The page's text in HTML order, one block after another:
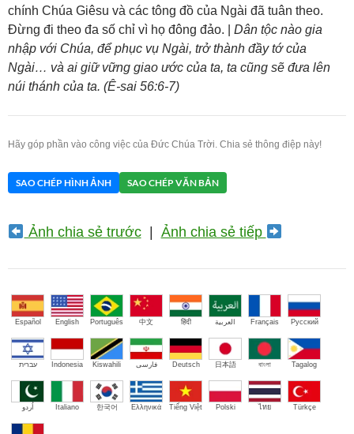
chính Chúa Giêsu và các tông đồ của Ngài đã tuân theo.
Đừng đi theo đa số chỉ vì họ đông đảo. | Dân tộc nào gia
nhập với Chúa, để phục vụ Ngài, trở thành đầy tớ của
Ngài… và ai giữ vững giao ước của ta, ta cũng sẽ đưa lên
núi thánh của ta. (Ê-sai 56:6-7)
Hãy góp phần vào công việc của Đức Chúa Trời. Chia sẻ thông điệp này!
SAO CHÉP HÌNH ẢNH SAO CHÉP VĂN BẢN
Ảnh chia sẻ trước| Ảnh chia sẻ tiếp
Español English Português 中文 हिंदी العربية Français Русский
עברית Indonesia Kiswahili فارسی Deutsch 日本語 বাংলা Tagalog
اُردو Italiano 한국어 Ελληνικά Tiếng Việt Polski ไทย Türkçe